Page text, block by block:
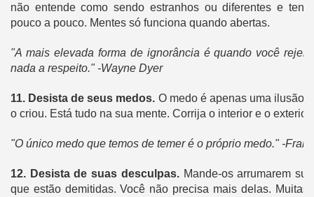
não entende como sendo estranhos ou diferentes e
pouco a pouco. Mentes só funciona quando abertas.
"A mais elevada forma de ignorância é quando você
nada a respeito." -Wayne Dyer
11. Desista de seus medos. O medo é apenas uma ilusão,
o criou. Está tudo na sua mente. Corrija o interior e o exterior
"O único medo que temos de temer é o próprio medo." -
12. Desista de suas desculpas. Mande-os arrumarem
que estão demitidas.Você não precisa mais delas. Muitas